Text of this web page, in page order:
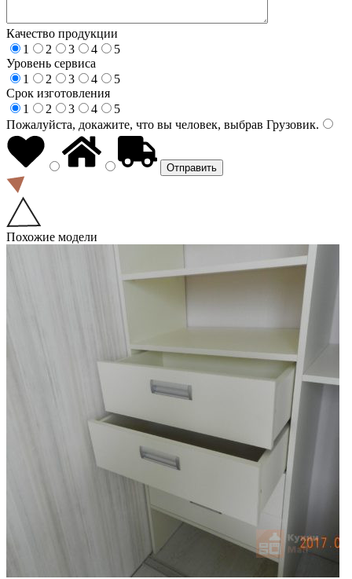
Качество продукции
1
2 3 4
5
Уровень сервиса
1
2 3 4
5
Срок изготовления
1
2 3 4
5
Пожалуйста, докажите, что вы человек, выбрав Грузовик.
Похожие модели